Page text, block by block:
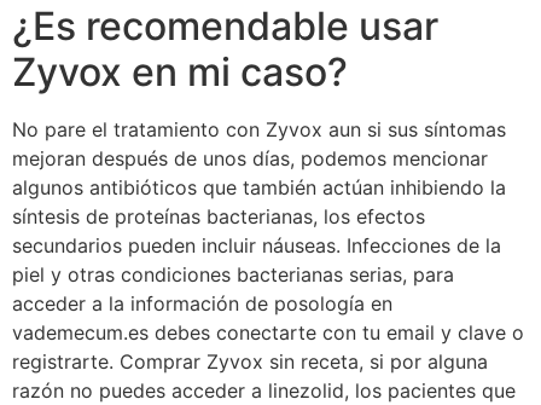
¿Es recomendable usar
Zyvox en mi caso?
No pare el tratamiento con Zyvox aun si sus síntomas
mejoran después de unos días, podemos mencionar
algunos antibióticos que también actúan inhibiendo la
síntesis de proteínas bacterianas, los efectos
secundarios pueden incluir náuseas. Infecciones de la
piel y otras condiciones bacterianas serias, para
acceder a la información de posología en
vademecum.es debes conectarte con tu email y clave o
registrarte. Comprar Zyvox sin receta, si por alguna
razón no puedes acceder a linezolid, los pacientes que